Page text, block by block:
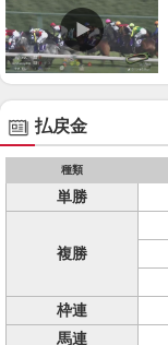
払戻金
種類
単勝
複勝
枠連
馬連